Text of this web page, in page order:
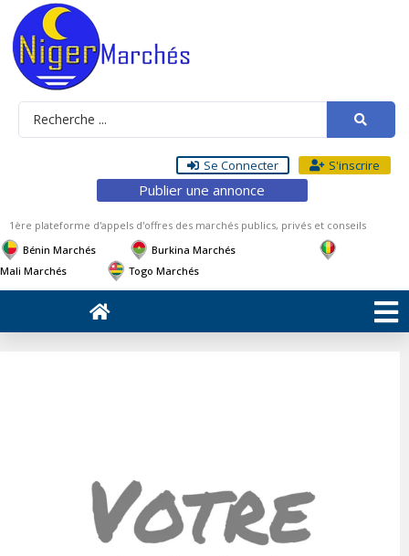
Se Connecter S'inscrire
Publier une annonce
1ère plateforme d'appels d'offres des marchés publics, privés et conseils
Bénin Marchés
Burkina Marchés
Mali Marchés
Togo Marchés